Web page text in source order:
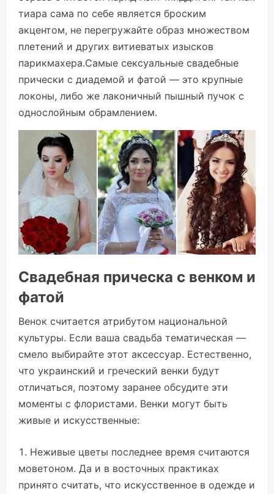
тиара сама по себе является броским
акцентом, не перегружайте образ множеством
плетений и других витиеватых изысков
парикмахера.Самые сексуальные свадебные
прически с диадемой и фатой — это крупные
локоны, либо же лаконичный пышный пучок с
однослойным обрамлением.
Свадебная прическа с венком и
фатой
Венок считается атрибутом национальной
культуры. Если ваша свадьба тематическая —
смело выбирайте этот аксессуар. Естественно,
что украинский и греческий венки будут
отличаться, поэтому заранее обсудите эти
моменты с флористами. Венки могут быть
живые и искусственные:
Неживые цветы последнее время считаются
моветоном. Да и в восточных практиках
принято считать, что искусственное в одежде и